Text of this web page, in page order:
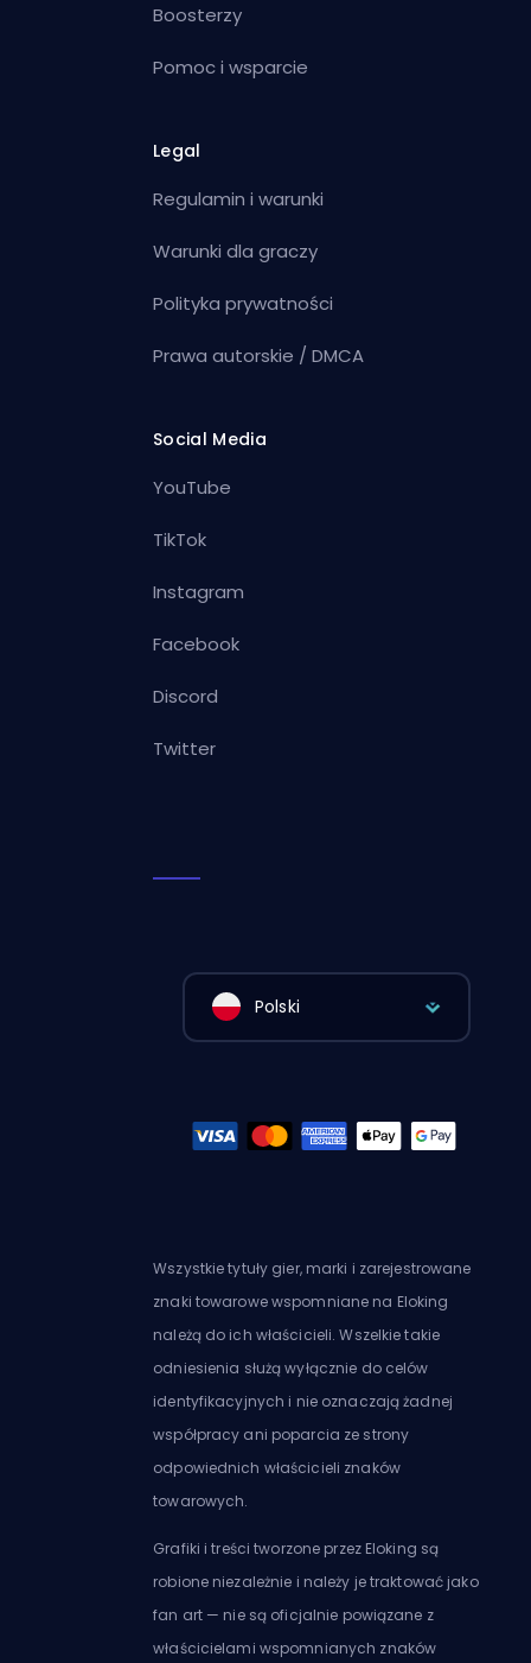
Boosterzy
Pomoc i wsparcie
Legal
Regulamin i warunki
Warunki dla graczy
Polityka prywatności
Prawa autorskie / DMCA
Social Media
YouTube
TikTok
Instagram
Facebook
Discord
Twitter
Polski
Wszystkie tytuły gier, marki i zarejestrowane
znaki towarowe wspomniane na Eloking
należą do ich właścicieli. Wszelkie takie
odniesienia służą wyłącznie do celów
identyfikacyjnych i nie oznaczają żadnej
współpracy ani poparcia ze strony
odpowiednich właścicieli znaków
towarowych.
Grafiki i treści tworzone przez Eloking są
robione niezależnie i należy je traktować jako
fan art — nie są oficjalnie powiązane z
właścicielami wspomnianych znaków